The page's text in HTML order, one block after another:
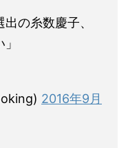
の糸数慶子、
2016年9月